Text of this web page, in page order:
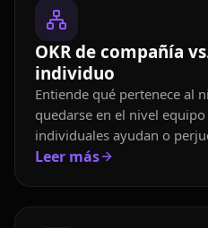
OKR de compañía
individuo
Entiende qué pertenece al
quedarse en el nivel
individuales ayudan o
Leer más